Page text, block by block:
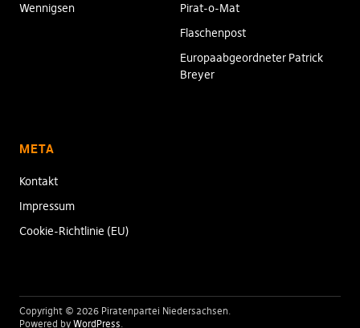
Wennigsen
Pirat-o-Mat
Flaschenpost
Europaabgeordneter Patrick
Breyer
META
Kontakt
Impressum
Cookie-Richtlinie (EU)
Copyright © 2026 Piratenpartei Niedersachsen
Powered by WordPress